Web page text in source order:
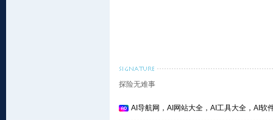
探险无难事
AI导航网，AI网站大全，AI工具大全，AI软